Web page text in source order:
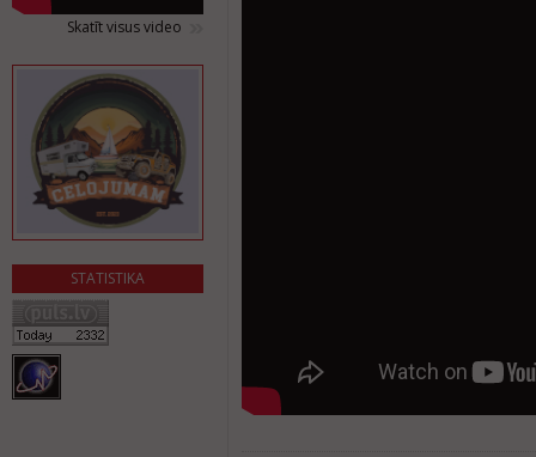
Skatīt visus video
STATISTIKA